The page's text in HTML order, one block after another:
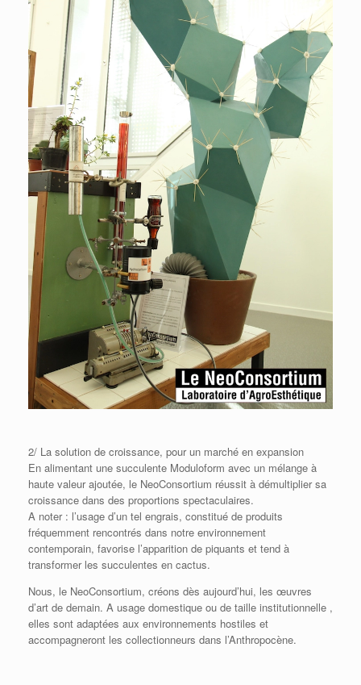
2/ La solution de croissance, pour un marché en expansion
En alimentant une succulente Moduloform avec un mélange à
haute valeur ajoutée, le NeoConsortium réussit à démultiplier sa
croissance dans des proportions spectaculaires.
A noter : l’usage d’un tel engrais, constitué de produits
fréquemment rencontrés dans notre environnement
contemporain, favorise l’apparition de piquants et tend à
transformer les succulentes en cactus.
Nous, le NeoConsortium, créons dès aujourd’hui, les œuvres
d’art de demain. A usage domestique ou de taille institutionnelle ,
elles sont adaptées aux environnements hostiles et
accompagneront les collectionneurs dans l’Anthropocène.